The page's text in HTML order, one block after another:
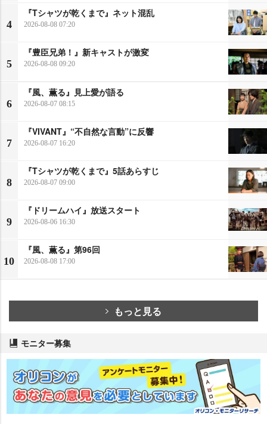
4
『Tシャツが乾くまで』ネット混乱
2026-08-08 07:20
5
『豊臣兄弟！』新キャストが激変
2026-08-08 09:20
6
『風、薫る』見上愛が語る
2026-08-07 08:15
7
『VIVANT』“不自然な言動”に反響
2026-08-07 16:20
8
『Tシャツが乾くまで』5話あらすじ
2026-08-07 09:00
9
『ドリームハイ』放送スタート
2026-08-06 16:30
10
『風、薫る』第96回
2026-08-08 17:00
もっと見る
モニター募集